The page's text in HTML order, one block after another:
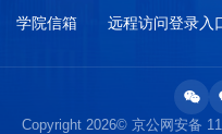
学院信箱
远程访问登录入
Copyright 2026© 京公网安备